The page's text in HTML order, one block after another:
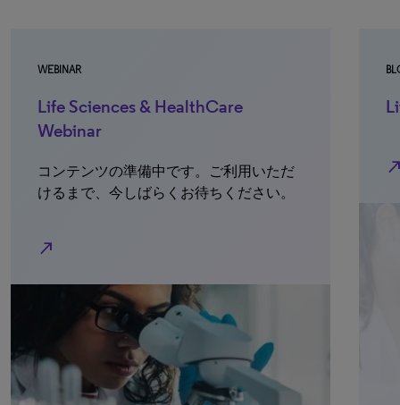
WEBINAR
Life Sciences & HealthCare
Webinar
コンテンツの準備中です。ご利用いただ
けるまで、今しばらくお待ちください。
north_east